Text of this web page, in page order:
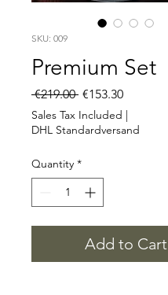
SKU: 009
Premium Set
€219.00 Regular
Price
€153.30Sale
Price
Sales Tax Included |
DHL Standardversand
Quantity *
Add to Cart